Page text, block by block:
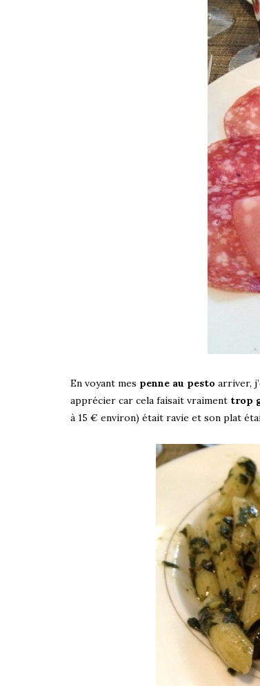
En voyant mes penne au pesto arriver,
apprécier car cela faisait vraiment trop
à 15 € environ) était ravie et son plat